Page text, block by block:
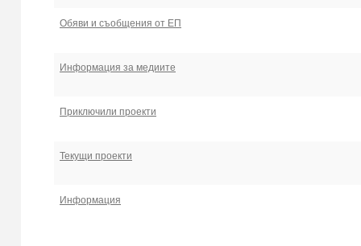
Обяви и съобщения от ЕП
Информация за медиите
Приключили проекти
Текущи проекти
Информация